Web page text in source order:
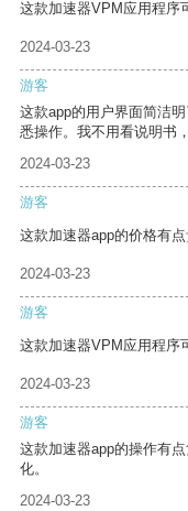
这款加速器VPM应用程序
2024-03-23
游客
这款app的用户界面简洁
悉操作。我不用看说明书
2024-03-23
游客
这款加速器app的价格有
2024-03-23
游客
这款加速器VPM应用程序
2024-03-23
游客
这款加速器app的操作有
化。
2024-03-23